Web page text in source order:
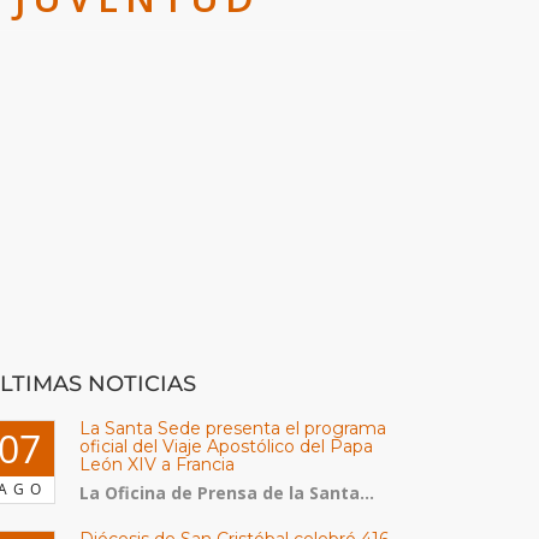
NOTICIAS
La Santa Sede presenta el programa
oficial del Viaje Apostólico del Papa
León XIV a Francia
La Oficina de Prensa de la Santa...